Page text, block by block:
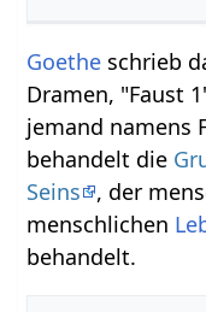
Goethe schrieb
Dramen, "Faust
jemand namens
behandelt die
Seins
, der
menschlichen
behandelt.